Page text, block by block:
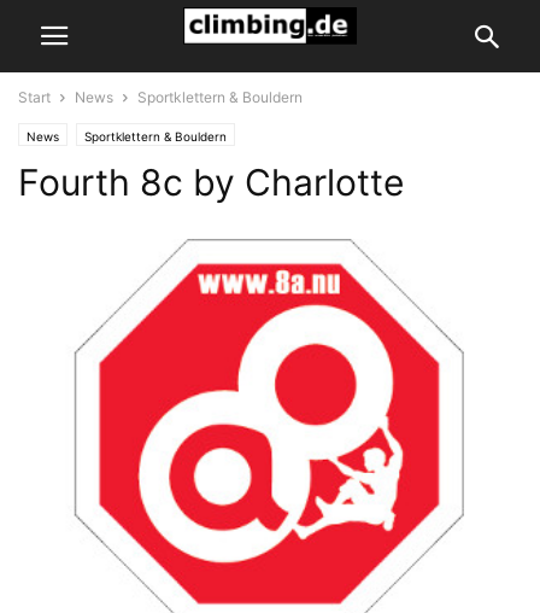
Start News Sportklettern & Bouldern
News Sportklettern & Bouldern
Fourth 8c by Charlotte